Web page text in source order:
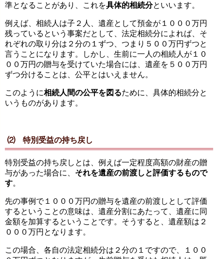
準となることがあり、これを具体的相続分といいます。
例えば、相続人は子２人、遺産として預金が１０００万円
残っているという事案だとして、法定相続分によれば、そ
れぞれの取り分は２分の１ずつ、つまり５００万円ずつと
言うことになります。しかし、生前に一人の相続人が１０
００万円の贈与を受けていた場合には、遺産を５００万円
ずつ分けることは、公平とはいえません。
このように相続人間の公平を図るために、具体的相続分と
いうものがあります。
⑵ 特別受益の持ち戻し
特別受益の持ち戻しとは、例えば一定程度高額の財産の贈
与があった場合に、 それを遺産の前渡しと評価するもので
す。
先の事例で１０００万円の贈与を遺産の前渡しとして評価
するということの意味は、遺産分割にあたって、遺産に同
金額を加算するということです。そうすると、遺産額は２
０００万円となります。
この場合、各自の法定相続分は２分の１ですので、１００